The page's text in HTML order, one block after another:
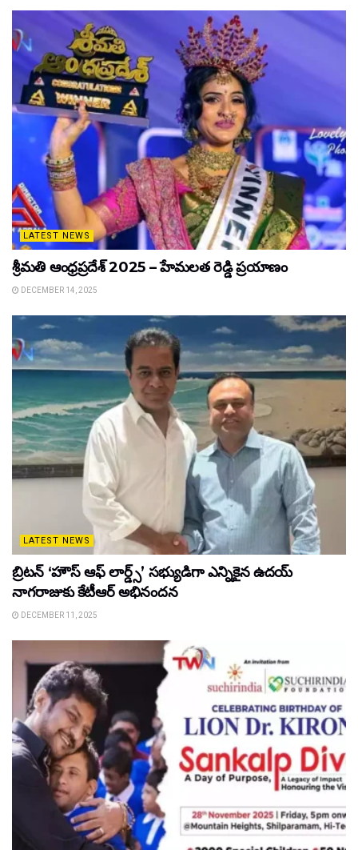
LATEST NEWS
శ్రీమతి ఆంధ్రప్రదేశ్ 2025 – హేమలత రెడ్డి ప్రయాణం
DECEMBER 14, 2025
LATEST NEWS
బ్రిటన్ ‘హౌస్ ఆఫ్ లార్డ్స్’ సభ్యుడిగా ఎన్నికైన ఉదయ్
నాగరాజుకు కేటీఆర్ అభినందన
DECEMBER 11, 2025